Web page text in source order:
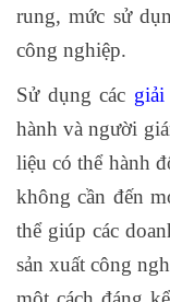
rung, mức sử
công nghiệp.
Sử dụng các
hành và người
liệu có thể hành
không cần đến
thể giúp các
sản xuất công